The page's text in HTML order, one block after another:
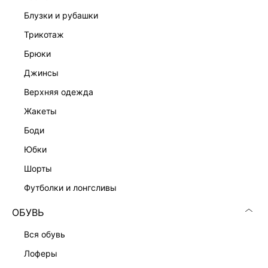
блузки и рубашки
трикотаж
брюки
джинсы
верхняя одежда
жакеты
боди
юбки
шорты
футболки и лонгсливы
ОБУВЬ
вся обувь
лоферы
КАТАЛОГ
КОМПАНИЯ
КЛИЕНТАМ
ЛИЧНЫЙ КАБИНЕТ